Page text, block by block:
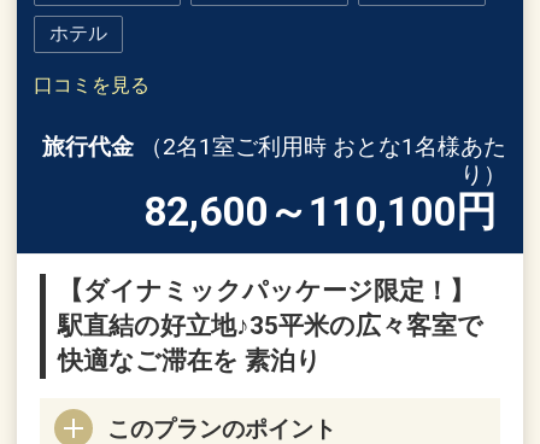
ホテル
口コミを見る
旅行代金
（2名1室ご利用時 おとな1名様あた
り）
82,600～110,100 円
【ダイナミックパッケージ限定！】
駅直結の好立地♪35平米の広々客室で
快適なご滞在を 素泊り
このプランのポイント